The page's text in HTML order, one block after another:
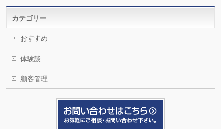
カテゴリー
おすすめ
体験談
顧客管理